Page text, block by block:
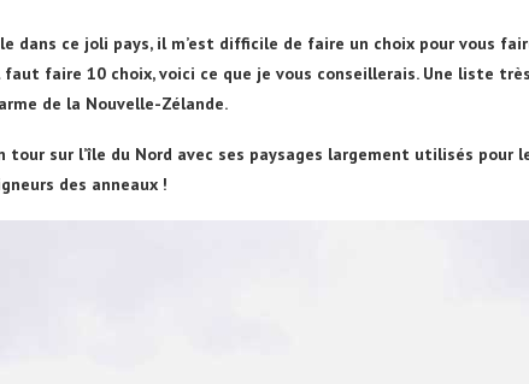
dans ce joli pays, il m’est difficile de faire un choix pour vous
faut faire 10 choix, voici ce que je vous conseillerais. Une liste
de la Nouvelle-Zélande.
tour sur l’île du Nord avec ses paysages largement utilisés pour
des anneaux !